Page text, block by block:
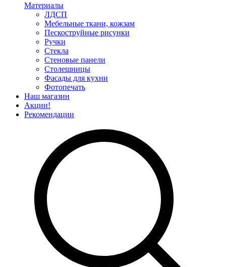
Материалы
ЛДСП
Мебельные ткани, кожзам
Пескоструйные рисунки
Ручки
Стекла
Стеновые панели
Столешницы
Фасады для кухни
Фотопечать
Наш магазин
Акции!
Рекомендации